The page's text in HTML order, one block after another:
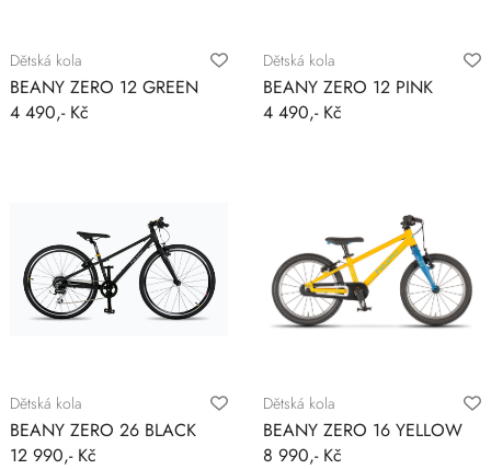
Dětská kola
BEANY ZERO 12 GREEN
4 490,- Kč
Dětská kola
BEANY ZERO 12 PINK
4 490,- Kč
Dětská kola
BEANY ZERO 26 BLACK
12 990,- Kč
Dětská kola
BEANY ZERO 16 YELLOW
8 990,- Kč